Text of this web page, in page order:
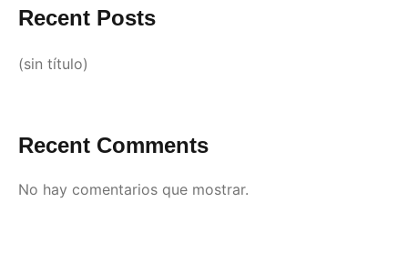
Recent Posts
(sin título)
Recent Comments
No hay comentarios que mostrar.